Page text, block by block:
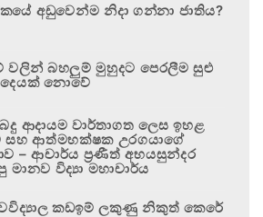
අඩුවෙන්ම නිදා ගන්නා ජාතිය?
වලින් බහලුම් මුහුදට පෙරලීම සුළු
නොවේ
ආදායම වාර්තාගත ලෙස ඉහළ
සහ ආත්මභක්ෂක උරගයාගේ
– ආචාර්ය ප්‍රණීත් අභයසුන්දර
මානව විද්‍යා මහාචාර්ය
කඩඉම් ලකුණු නිකුත් කෙරේ